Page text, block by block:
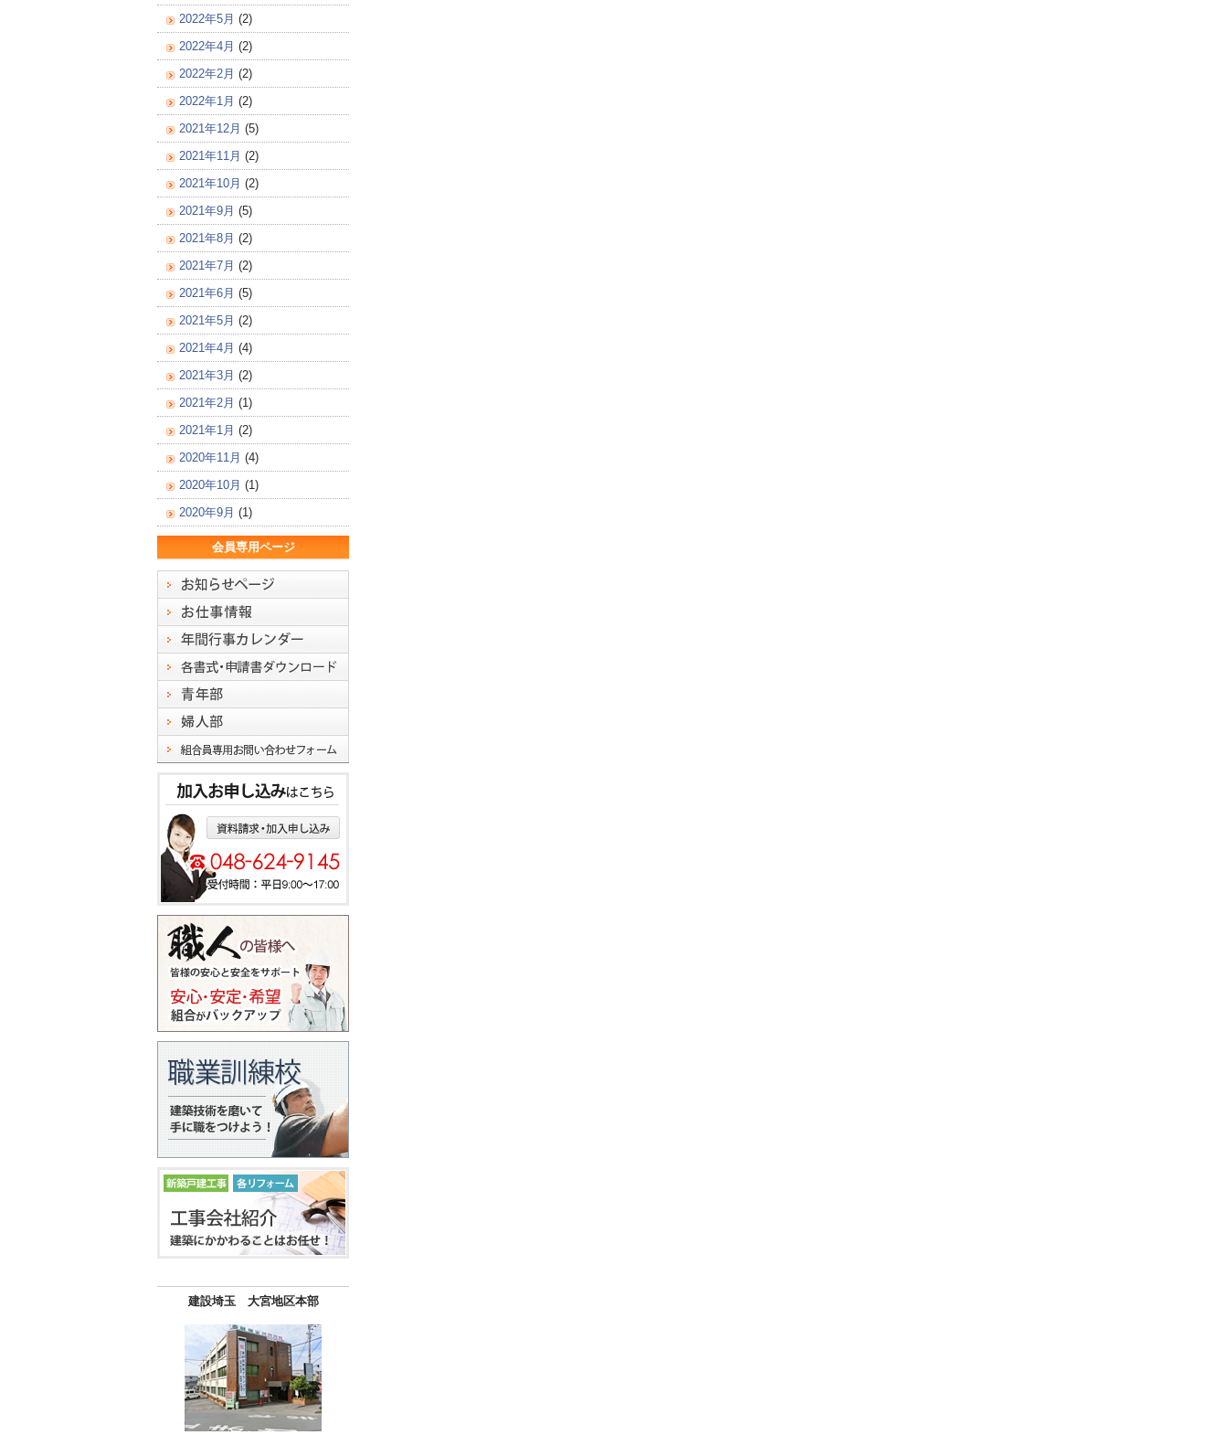
2022年5月 (2)
2022年4月 (2)
2022年2月 (2)
2022年1月 (2)
2021年12月 (5)
2021年11月 (2)
2021年10月 (2)
2021年9月 (5)
2021年8月 (2)
2021年7月 (2)
2021年6月 (5)
2021年5月 (2)
2021年4月 (4)
2021年3月 (2)
2021年2月 (1)
2021年1月 (2)
2020年11月 (4)
2020年10月 (1)
2020年9月 (1)
会員専用ページ
建設埼玉 大宮地区本部